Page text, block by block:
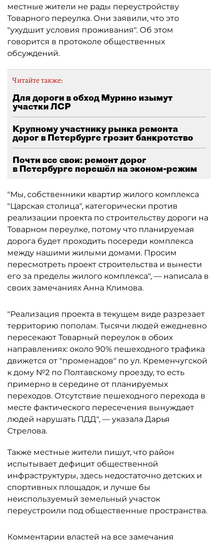
местные жители не рады переустройству
Товарного переулка. Они заявили, что это
"ухудшит условия проживания". Об этом
говорится в протоколе общественных
обсуждений.
Читайте также:
Для дороги в обход Мурино изымут
участки ЛСР
Крупному участнику рынка ремонта
дорог в Петербурге грозит банкротство
Почти все свои: ремонт дорог
в Петербурге перешёл на эконом-режим
"Мы, собственники квартир жилого комплекса
"Царская столица", категорически против
реализации проекта по строительству дороги на
Товарном переулке, потому что планируемая
дорога будет проходить посереди комплекса
между нашими жилыми домами. Просим
пересмотреть проект строительства и вынести
его за пределы жилого комплекса", — написала в
своих замечаниях Анна Климова.
"Реализация проекта в текущем виде разрезает
территорию пополам. Тысячи людей ежедневно
пересекают Товарный переулок в обоих
направлениях: около 90% пешеходного трафика
движется от "променадов" по ул. Кременчугской
к дому №2 по Полтавскому проезду, то есть
примерно в середине от планируемых
переходов. Отсутствие пешеходного перехода в
месте фактического пересечения вынуждает
людей нарушать ПДД", — указала Дарья
Стрелова.
Также местные жители пишут, что район
испытывает дефицит общественной
инфраструктуры, здесь недостаточно детских и
спортивных площадок, и лучше бы
неиспользуемый земельный участок
переустроили под общественные пространства.
Комментарии властей на все замечания